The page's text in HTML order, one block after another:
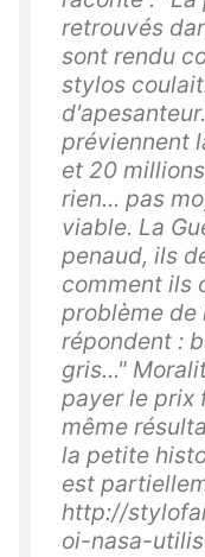
retrouvés
sont rendu
stylos
préviennent
et 20
rien... pas
viable. La
penaud, ils
comment ils
problème de
répondent :
gris..."
payer le prix
même
la petite
est
http://
oi-nasa-